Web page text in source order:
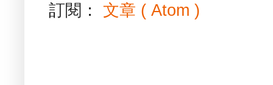
訂閱： 文章 ( Atom )